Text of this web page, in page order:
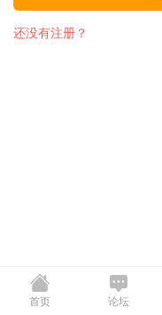
还没有注册？
首页 论坛